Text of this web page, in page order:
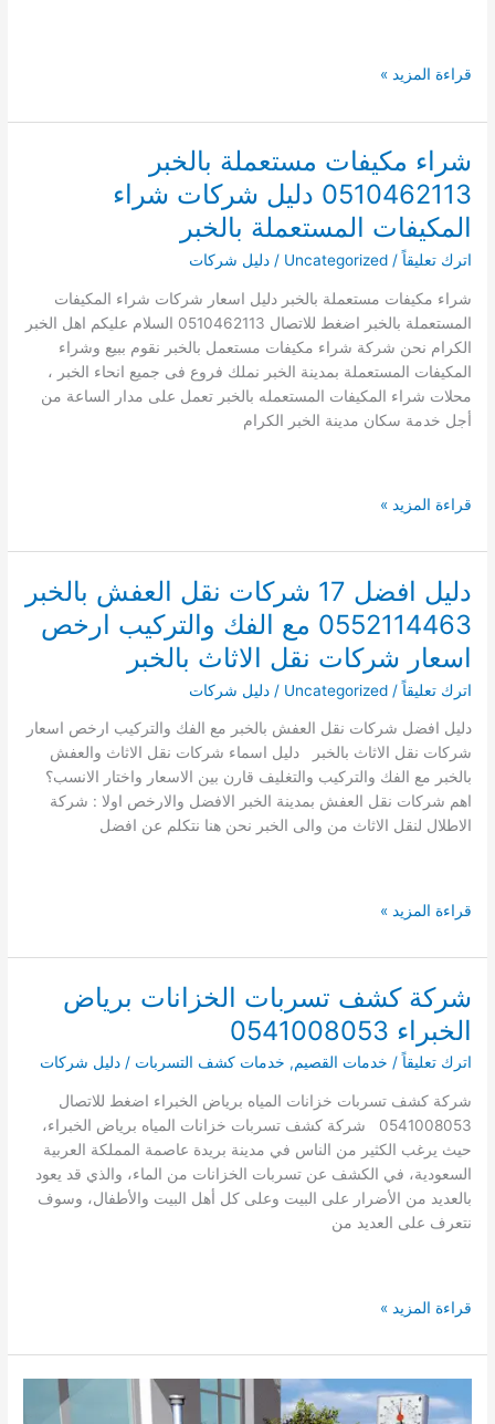
دليل
21
تنظيف
سجاد
بالخبر
غسيل
السجاد
بالبخار
فى
مكانة
قراءة المزيد »
شراء مكيفات مستعملة بالخبر
0510462113 دليل شركات شراء
المكيفات المستعملة بالخبر
اترك تعليقاً /
Uncategorized
/دليل شركات
شراء مكيفات مستعملة بالخبر دليل اسعار شركات شراء المكيفات
المستعملة بالخبر اضغط للاتصال 0510462113 السلام عليكم اهل الخبر
الكرام نحن شركة شراء مكيفات مستعمل بالخبر نقوم ببيع وشراء
المكيفات المستعملة بمدينة الخبر نملك فروع فى جميع انحاء الخبر ،
محلات شراء المكيفات المستعمله بالخبر تعمل على مدار الساعة من
أجل خدمة سكان مدينة الخبر الكرام
شراء
مستعملة
بالخبر
0510462113
دليل
شركات
شراء
المكيفات
المستعملة
بالخبر
قراءة المزيد »
دليل افضل 17 شركات نقل العفش بالخبر
0552114463 مع الفك والتركيب ارخص
اسعار شركات نقل الاثاث بالخبر
اترك تعليقاً /
Uncategorized
/دليل شركات
دليل افضل شركات نقل العفش بالخبر مع الفك والتركيب ارخص اسعار
شركات نقل الاثاث بالخبر دليل اسماء شركات نقل الاثاث والعفش
بالخبر مع الفك والتركيب والتغليف قارن بين الاسعار واختار الانسب؟
اهم شركات نقل العفش بمدينة الخبر الافضل والارخص اولا : شركة
الاطلال لنقل الاثاث من والى الخبر نحن هنا نتكلم عن افضل
دليل
17
نقل
العفش
بالخبر
مع
الفك
والتركيب
ارخص
اسعار
شركات
بالخبر
قراءة المزيد »
شركة كشف تسربات الخزانات برياض
الخبراء 0541008053
اترك تعليقاً / خدمات القصيم, خدمات كشف التسربات /دليل شركات
شركة كشف تسربات خزانات المياه برياض الخبراء اضغط للاتصال
0541008053 شركة كشف تسربات خزانات المياه برياض الخبراء،
حيث يرغب الكثير من الناس في مدينة بريدة عاصمة المملكة العربية
السعودية، في الكشف عن تسربات الخزانات من الماء، والذي قد يعود
بالعديد من الأضرار على البيت وعلى كل أهل البيت والأطفال، وسوف
نتعرف على العديد من
شركة
تسربات
الخزانات
برياض
قراءة المزيد »